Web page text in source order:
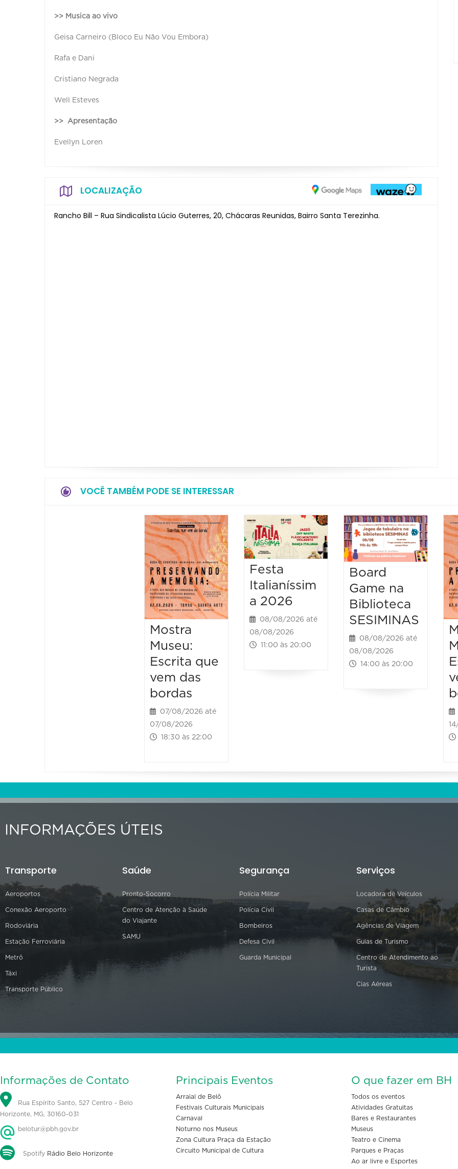
>> Musica ao vivo
Geisa Carneiro (Bloco Eu Não Vou Embora)
Rafa e Dani
Cristiano Negrada
Well Esteves
>> Apresentação
Evellyn Loren
LOCALIZAÇÃO
Rancho Bill – Rua Sindicalista Lúcio Guterres, 20, Chácaras Reunidas, Bairro Santa Terezinha.
VOCÊ TAMBÉM PODE SE INTERESSAR
Mostra
Museu:
Escrita que
vem das
bordas
07/08/2026 até
07/08/2026
18:30 às 22:00
Festa
Italianíssim
a 2026
08/08/2026 até
08/08/2026
11:00 às 20:00
Board
Game na
Biblioteca
SESIMINAS
08/08/2026 até
08/08/2026
14:00 às 20:00
INFORMAÇÕES ÚTEIS
Transporte
Aeroportos
Conexão Aeroporto
Rodoviária
Estação Ferroviária
Metrô
Táxi
Transporte Público
Saúde
Pronto-Socorro
Centro de Atenção à Saúde
do Viajante
SAMU
Segurança
Polícia Militar
Polícia Civil
Bombeiros
Defesa Civil
Guarda Municipal
Serviços
Locadora de Veículos
Casas de Câmbio
Agências de Viagem
Guias de Turismo
Centro de Atendimento ao
Turista
Cias Aéreas
Informações de Contato
Rua Espírito Santo, 527 Centro - Belo
Horizonte, MG, 30160-031
belotur@pbh.gov.br
Spotify Rádio Belo Horizonte
Principais Eventos
Arraial de Belô
Festivais Culturais Municipais
Carnaval
Noturno nos Museus
Zona Cultura Praça da Estação
Circuito Municipal de Cultura
O que fazer em BH
Todos os eventos
Atividades Gratuitas
Bares e Restaurantes
Museus
Teatro e Cinema
Parques e Praças
Ao ar livre e Esportes